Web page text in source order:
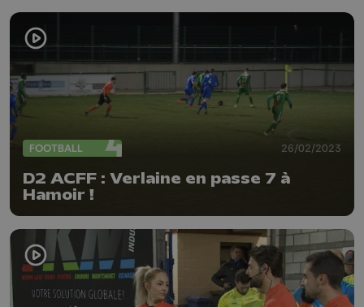
FOOTBALL 26/02/2023
D2 ACFF : Verlaine en passe 7 à
Hamoir !